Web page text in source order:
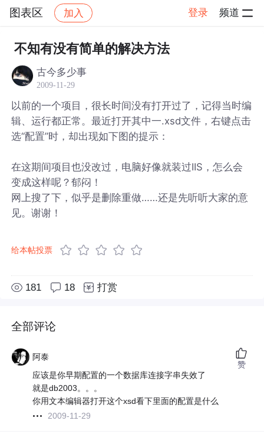
图表区 加入 登录 频道
社区 图表区 帖子详情
不知有没有简单的解决方法
古今多少事
2009-11-29
以前的一个项目，很长时间没有打开过了，记得当时编
辑、运行都正常。最近打开其中一.xsd文件，右键点击
选“配置”时，却出现如下图的提示：
在这期间项目也没改过，电脑好像就装过IIS，怎么会
变成这样呢？郁闷！
网上搜了下，似乎是删除重做……还是先听听大家的意
见。谢谢！
给本帖投票
181 18 打赏
全部评论
阿泰
应该是你早期配置的一个数据库连接字串失效了
就是db2003。。。
你用文本编辑器打开这个xsd看下里面的配置是什么
2009-11-29
赞